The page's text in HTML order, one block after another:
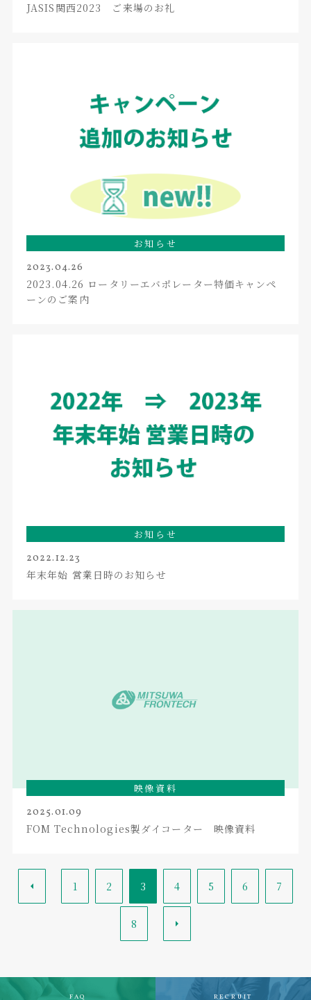
JASIS関西2023 ご来場のお礼
お知らせ
2023.04.26
2023.04.26 ロータリーエバポレーター特価キャンペ
ーンのご案内
お知らせ
2022.12.23
年末年始 営業日時のお知らせ
映像資料
2025.01.09
FOM Technologies製ダイコーター 映像資料
1 2 3 4 5 6 7
8
FAQ RECRUIT